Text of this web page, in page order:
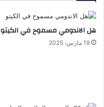
هل الاندومي مسموح في الكيتو
19 مارس، 2025